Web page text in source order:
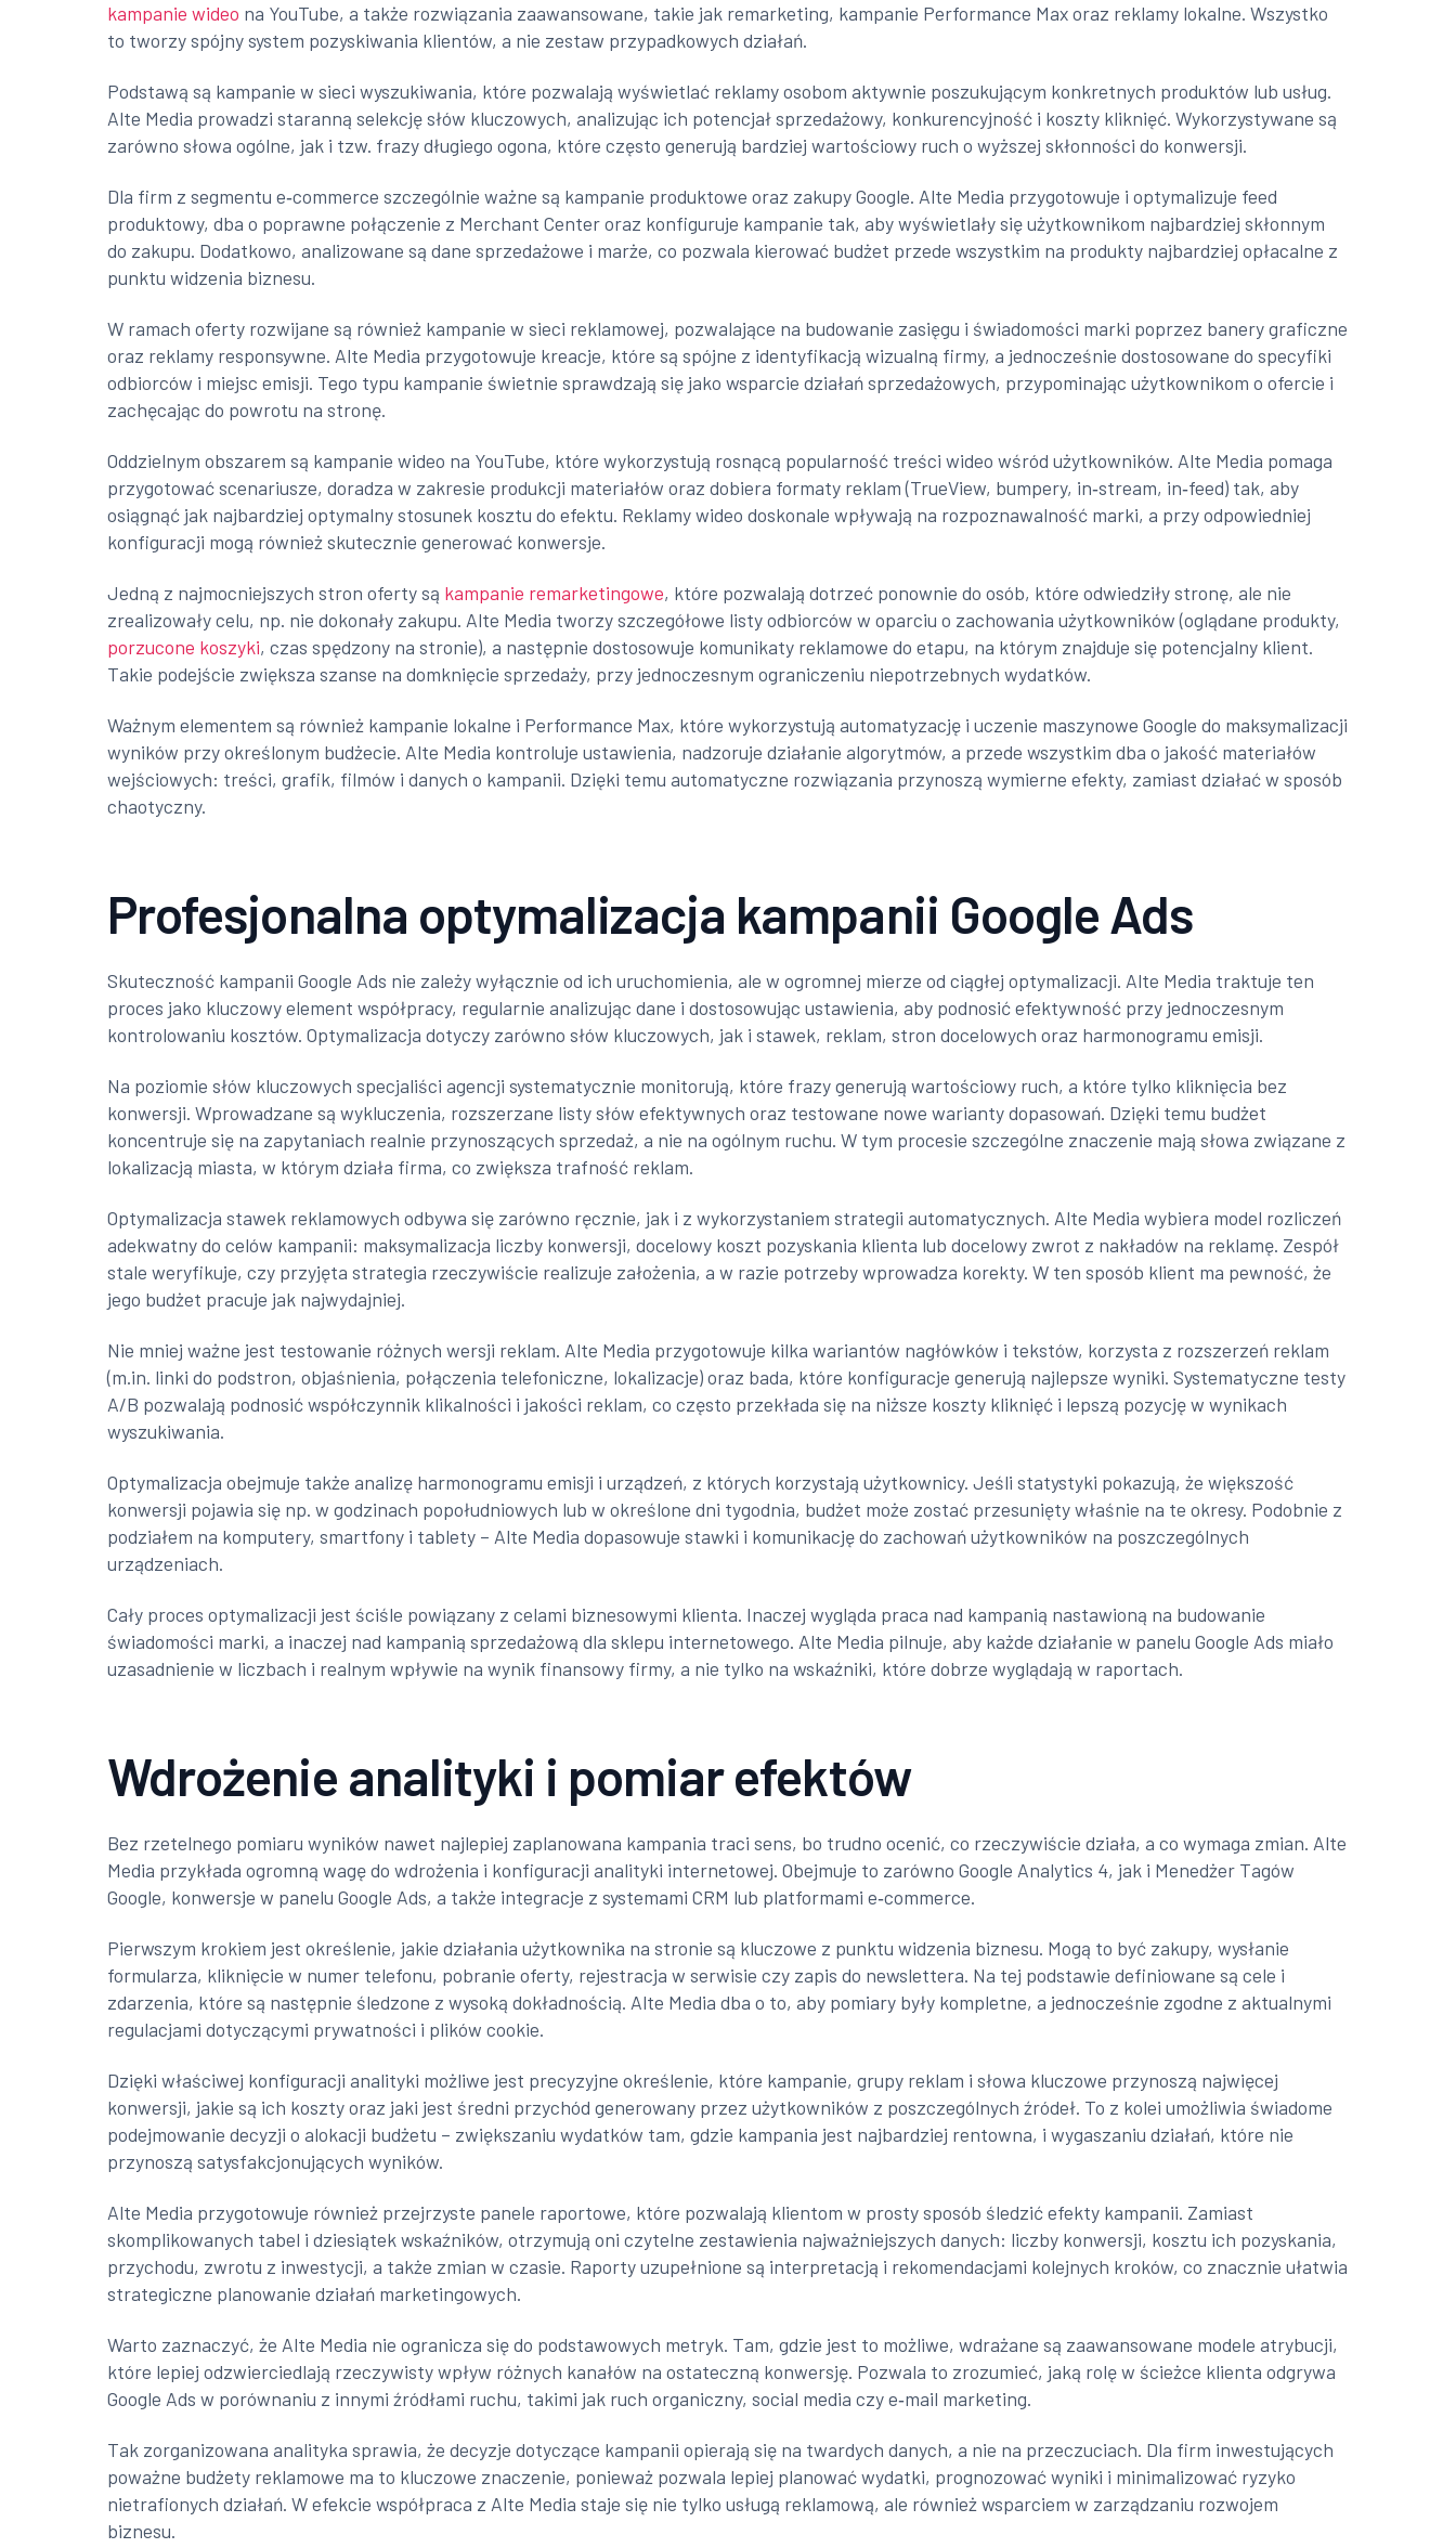
kampanie wideo na YouTube, a także rozwiązania zaawansowane, takie jak remarketing, kampanie Performance Max oraz reklamy lokalne. Wszystko
to tworzy spójny system pozyskiwania klientów, a nie zestaw przypadkowych działań.
Podstawą są kampanie w sieci wyszukiwania, które pozwalają wyświetlać reklamy osobom aktywnie poszukującym konkretnych produktów lub usług.
Alte Media prowadzi staranną selekcję słów kluczowych, analizując ich potencjał sprzedażowy, konkurencyjność i koszty kliknięć. Wykorzystywane są
zarówno słowa ogólne, jak i tzw. frazy długiego ogona, które często generują bardziej wartościowy ruch o wyższej skłonności do konwersji.
Dla firm z segmentu e‑commerce szczególnie ważne są kampanie produktowe oraz zakupy Google. Alte Media przygotowuje i optymalizuje feed
produktowy, dba o poprawne połączenie z Merchant Center oraz konfiguruje kampanie tak, aby wyświetlały się użytkownikom najbardziej skłonnym
do zakupu. Dodatkowo, analizowane są dane sprzedażowe i marże, co pozwala kierować budżet przede wszystkim na produkty najbardziej opłacalne z
punktu widzenia biznesu.
W ramach oferty rozwijane są również kampanie w sieci reklamowej, pozwalające na budowanie zasięgu i świadomości marki poprzez banery graficzne
oraz reklamy responsywne. Alte Media przygotowuje kreacje, które są spójne z identyfikacją wizualną firmy, a jednocześnie dostosowane do specyfiki
odbiorców i miejsc emisji. Tego typu kampanie świetnie sprawdzają się jako wsparcie działań sprzedażowych, przypominając użytkownikom o ofercie i
zachęcając do powrotu na stronę.
Oddzielnym obszarem są kampanie wideo na YouTube, które wykorzystują rosnącą popularność treści wideo wśród użytkowników. Alte Media pomaga
przygotować scenariusze, doradza w zakresie produkcji materiałów oraz dobiera formaty reklam (TrueView, bumpery, in‑stream, in‑feed) tak, aby
osiągnąć jak najbardziej optymalny stosunek kosztu do efektu. Reklamy wideo doskonale wpływają na rozpoznawalność marki, a przy odpowiedniej
konfiguracji mogą również skutecznie generować konwersje.
Jedną z najmocniejszych stron oferty są kampanie remarketingowe, które pozwalają dotrzeć ponownie do osób, które odwiedziły stronę, ale nie
zrealizowały celu, np. nie dokonały zakupu. Alte Media tworzy szczegółowe listy odbiorców w oparciu o zachowania użytkowników (oglądane produkty,
porzucone koszyki, czas spędzony na stronie), a następnie dostosowuje komunikaty reklamowe do etapu, na którym znajduje się potencjalny klient.
Takie podejście zwiększa szanse na domknięcie sprzedaży, przy jednoczesnym ograniczeniu niepotrzebnych wydatków.
Ważnym elementem są również kampanie lokalne i Performance Max, które wykorzystują automatyzację i uczenie maszynowe Google do maksymalizacji
wyników przy określonym budżecie. Alte Media kontroluje ustawienia, nadzoruje działanie algorytmów, a przede wszystkim dba o jakość materiałów
wejściowych: treści, grafik, filmów i danych o kampanii. Dzięki temu automatyczne rozwiązania przynoszą wymierne efekty, zamiast działać w sposób
chaotyczny.
Profesjonalna optymalizacja kampanii Google Ads
Skuteczność kampanii Google Ads nie zależy wyłącznie od ich uruchomienia, ale w ogromnej mierze od ciągłej optymalizacji. Alte Media traktuje ten
proces jako kluczowy element współpracy, regularnie analizując dane i dostosowując ustawienia, aby podnosić efektywność przy jednoczesnym
kontrolowaniu kosztów. Optymalizacja dotyczy zarówno słów kluczowych, jak i stawek, reklam, stron docelowych oraz harmonogramu emisji.
Na poziomie słów kluczowych specjaliści agencji systematycznie monitorują, które frazy generują wartościowy ruch, a które tylko kliknięcia bez
konwersji. Wprowadzane są wykluczenia, rozszerzane listy słów efektywnych oraz testowane nowe warianty dopasowań. Dzięki temu budżet
koncentruje się na zapytaniach realnie przynoszących sprzedaż, a nie na ogólnym ruchu. W tym procesie szczególne znaczenie mają słowa związane z
lokalizacją miasta, w którym działa firma, co zwiększa trafność reklam.
Optymalizacja stawek reklamowych odbywa się zarówno ręcznie, jak i z wykorzystaniem strategii automatycznych. Alte Media wybiera model rozliczeń
adekwatny do celów kampanii: maksymalizacja liczby konwersji, docelowy koszt pozyskania klienta lub docelowy zwrot z nakładów na reklamę. Zespół
stale weryfikuje, czy przyjęta strategia rzeczywiście realizuje założenia, a w razie potrzeby wprowadza korekty. W ten sposób klient ma pewność, że
jego budżet pracuje jak najwydajniej.
Nie mniej ważne jest testowanie różnych wersji reklam. Alte Media przygotowuje kilka wariantów nagłówków i tekstów, korzysta z rozszerzeń reklam
(m.in. linki do podstron, objaśnienia, połączenia telefoniczne, lokalizacje) oraz bada, które konfiguracje generują najlepsze wyniki. Systematyczne testy
A/B pozwalają podnosić współczynnik klikalności i jakości reklam, co często przekłada się na niższe koszty kliknięć i lepszą pozycję w wynikach
wyszukiwania.
Optymalizacja obejmuje także analizę harmonogramu emisji i urządzeń, z których korzystają użytkownicy. Jeśli statystyki pokazują, że większość
konwersji pojawia się np. w godzinach popołudniowych lub w określone dni tygodnia, budżet może zostać przesunięty właśnie na te okresy. Podobnie z
podziałem na komputery, smartfony i tablety – Alte Media dopasowuje stawki i komunikację do zachowań użytkowników na poszczególnych
urządzeniach.
Cały proces optymalizacji jest ściśle powiązany z celami biznesowymi klienta. Inaczej wygląda praca nad kampanią nastawioną na budowanie
świadomości marki, a inaczej nad kampanią sprzedażową dla sklepu internetowego. Alte Media pilnuje, aby każde działanie w panelu Google Ads miało
uzasadnienie w liczbach i realnym wpływie na wynik finansowy firmy, a nie tylko na wskaźniki, które dobrze wyglądają w raportach.
Wdrożenie analityki i pomiar efektów
Bez rzetelnego pomiaru wyników nawet najlepiej zaplanowana kampania traci sens, bo trudno ocenić, co rzeczywiście działa, a co wymaga zmian. Alte
Media przykłada ogromną wagę do wdrożenia i konfiguracji analityki internetowej. Obejmuje to zarówno Google Analytics 4, jak i Menedżer Tagów
Google, konwersje w panelu Google Ads, a także integracje z systemami CRM lub platformami e‑commerce.
Pierwszym krokiem jest określenie, jakie działania użytkownika na stronie są kluczowe z punktu widzenia biznesu. Mogą to być zakupy, wysłanie
formularza, kliknięcie w numer telefonu, pobranie oferty, rejestracja w serwisie czy zapis do newslettera. Na tej podstawie definiowane są cele i
zdarzenia, które są następnie śledzone z wysoką dokładnością. Alte Media dba o to, aby pomiary były kompletne, a jednocześnie zgodne z aktualnymi
regulacjami dotyczącymi prywatności i plików cookie.
Dzięki właściwej konfiguracji analityki możliwe jest precyzyjne określenie, które kampanie, grupy reklam i słowa kluczowe przynoszą najwięcej
konwersji, jakie są ich koszty oraz jaki jest średni przychód generowany przez użytkowników z poszczególnych źródeł. To z kolei umożliwia świadome
podejmowanie decyzji o alokacji budżetu – zwiększaniu wydatków tam, gdzie kampania jest najbardziej rentowna, i wygaszaniu działań, które nie
przynoszą satysfakcjonujących wyników.
Alte Media przygotowuje również przejrzyste panele raportowe, które pozwalają klientom w prosty sposób śledzić efekty kampanii. Zamiast
skomplikowanych tabel i dziesiątek wskaźników, otrzymują oni czytelne zestawienia najważniejszych danych: liczby konwersji, kosztu ich pozyskania,
przychodu, zwrotu z inwestycji, a także zmian w czasie. Raporty uzupełnione są interpretacją i rekomendacjami kolejnych kroków, co znacznie ułatwia
strategiczne planowanie działań marketingowych.
Warto zaznaczyć, że Alte Media nie ogranicza się do podstawowych metryk. Tam, gdzie jest to możliwe, wdrażane są zaawansowane modele atrybucji,
które lepiej odzwierciedlają rzeczywisty wpływ różnych kanałów na ostateczną konwersję. Pozwala to zrozumieć, jaką rolę w ścieżce klienta odgrywa
Google Ads w porównaniu z innymi źródłami ruchu, takimi jak ruch organiczny, social media czy e‑mail marketing.
Tak zorganizowana analityka sprawia, że decyzje dotyczące kampanii opierają się na twardych danych, a nie na przeczuciach. Dla firm inwestujących
poważne budżety reklamowe ma to kluczowe znaczenie, ponieważ pozwala lepiej planować wydatki, prognozować wyniki i minimalizować ryzyko
nietrafionych działań. W efekcie współpraca z Alte Media staje się nie tylko usługą reklamową, ale również wsparciem w zarządzaniu rozwojem
biznesu.